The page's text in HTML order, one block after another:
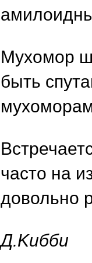
Мухомор
быть
часто на
довольно
Д.Kибби